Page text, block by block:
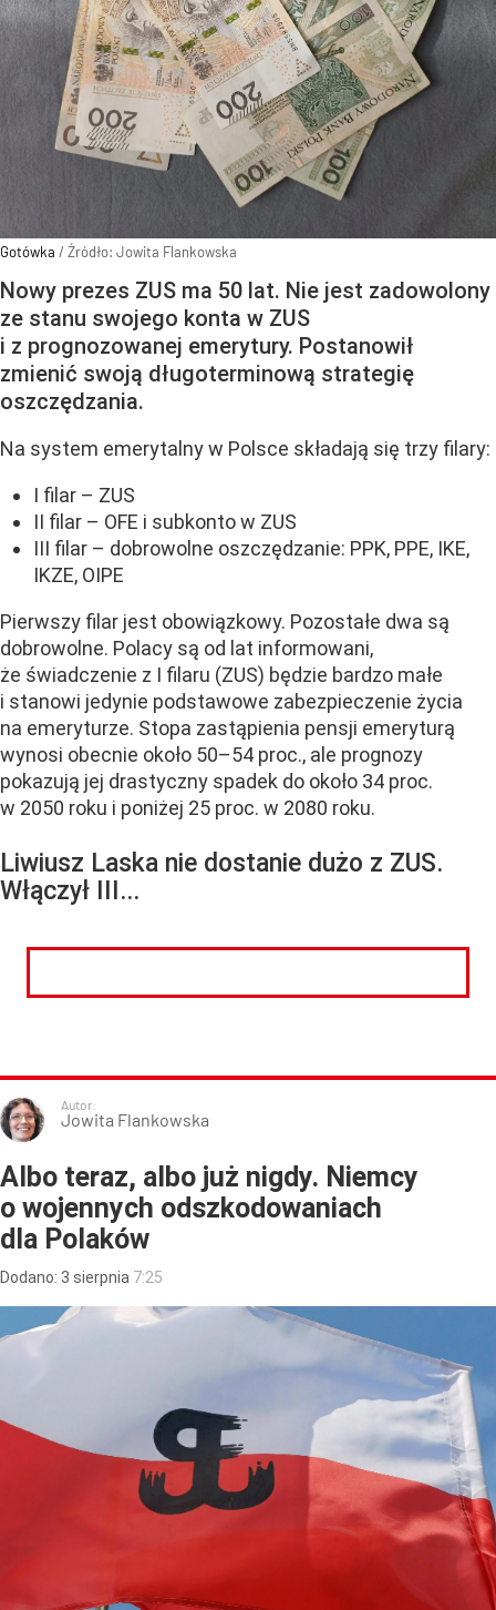
Gotówka / Źródło: Jowita Flankowska
Nowy prezes ZUS ma 50 lat. Nie jest zadowolony
ze stanu swojego konta w ZUS
i z prognozowanej emerytury. Postanowił
zmienić swoją długoterminową strategię
oszczędzania.
Na system emerytalny w Polsce składają się trzy filary:
I filar – ZUS
II filar – OFE i subkonto w ZUS
III filar – dobrowolne oszczędzanie: PPK, PPE, IKE,
IKZE, OIPE
Pierwszy filar jest obowiązkowy. Pozostałe dwa są
dobrowolne. Polacy są od lat informowani,
że świadczenie z I filaru (ZUS) będzie bardzo małe
i stanowi jedynie podstawowe zabezpieczenie życia
na emeryturze. Stopa zastąpienia pensji emeryturą
wynosi obecnie około 50–54 proc., ale prognozy
pokazują jej drastyczny spadek do około 34 proc.
w 2050 roku i poniżej 25 proc. w 2080 roku.
Liwiusz Laska nie dostanie dużo z ZUS.
Włączył III...
Autor:
Jowita Flankowska
Albo teraz, albo już nigdy. Niemcy
o wojennych odszkodowaniach
dla Polaków
Dodano: 3 sierpnia 7:25